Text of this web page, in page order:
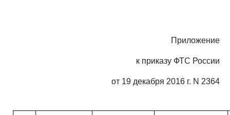
Приложение
к приказу ФТС России
от 19 декабря 2016 г. N 2364